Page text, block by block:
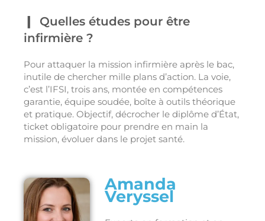
Quelles études pour être
infirmière ?
Pour attaquer la mission infirmière après le bac,
inutile de chercher mille plans d’action. La voie,
c’est l’IFSI, trois ans, montée en compétences
garantie, équipe soudée, boîte à outils théorique
et pratique. Objectif, décrocher le diplôme d’État,
ticket obligatoire pour prendre en main la
mission, évoluer dans le projet santé.
Amanda
Veryssel